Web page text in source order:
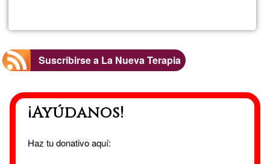
Pilar
Suscribirse a La Nueva Terapia
¡Ayúdanos!
Haz tu donativo aquí: